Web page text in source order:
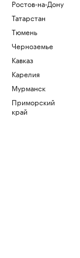
Ростов-на-Дону
Татарстан
Тюмень
Черноземье
Кавказ
Карелия
Мурманск
Приморский
край